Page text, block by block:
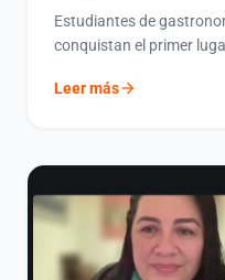
Estudiantes de
conquistan el primer
Leer másarrow_forward